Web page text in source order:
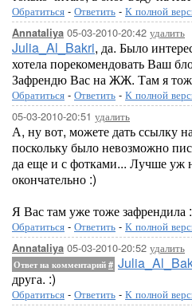
Обратиться - Ответить - К полной
Annataliya 05-03-2010-20:42 удалить
Julia_Al_Bakri, да. Было
хотела порекомендовать Ваш
Зафрендю Вас на ЖЖ. Там я
Обратиться - Ответить - К полной
05-03-2010-20:51 удалить
А, ну вот, можете дать ссылку
поскольку было невозможно
да еще и с фотками... Лучше уж
окончательно :)
Я Вас там уже тоже зафрендила
Обратиться - Ответить - К полной
Annataliya 05-03-2010-20:52 удалить
Ответ на комментарий #
друга. :)
Обратиться - Ответить - К полной